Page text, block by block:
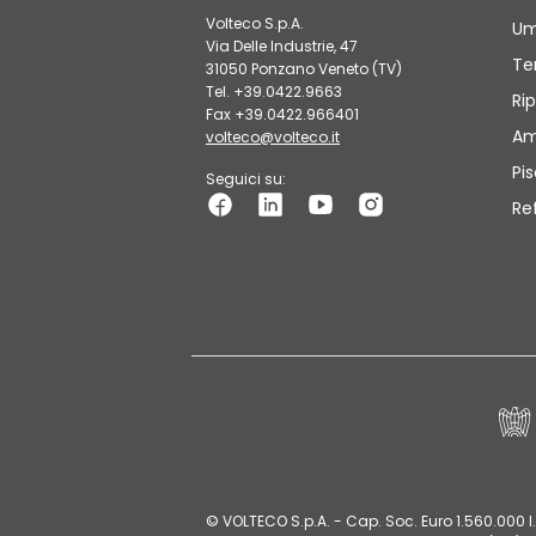
Volteco S.p.A.
Via Delle Industrie, 47
31050 Ponzano Veneto (TV)
Tel. +39.0422.9663
Fax +39.0422.966401
volteco@volteco.it
Seguici su:
© VOLTECO S.p.A. - Cap. Soc. Euro